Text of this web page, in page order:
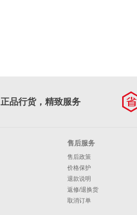
正品行货，精致服务
售后服务
售后政策
价格保护
退款说明
返修/退换货
取消订单